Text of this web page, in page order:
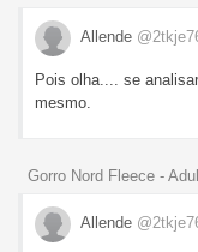
Allende
Pois olha.... se
mesmo.
Gorro Nord Fleece -
Allende